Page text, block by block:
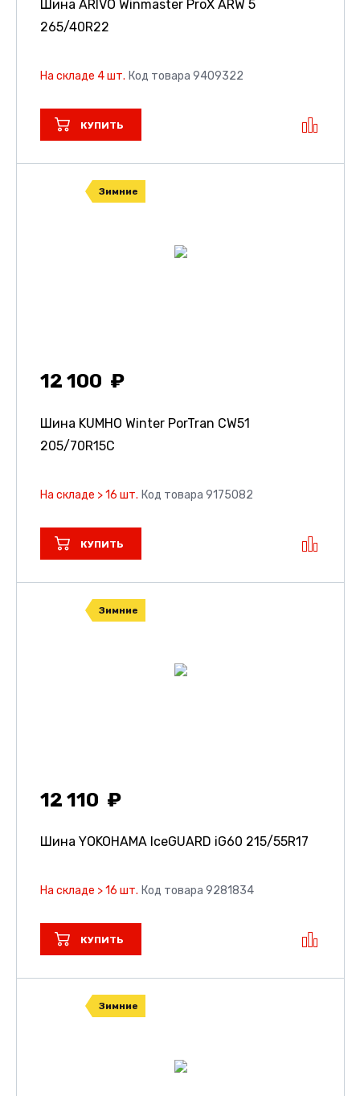
Шина ARIVO Winmaster ProX ARW 5
265/40R22
На складе 4 шт. Код товара 9409322
КУПИТЬ
Зимние
12 100
Шина KUMHO Winter PorTran CW51
205/70R15C
На складе > 16 шт. Код товара 9175082
КУПИТЬ
Зимние
12 110
Шина YOKOHAMA IceGUARD iG60 215/55R17
На складе > 16 шт. Код товара 9281834
КУПИТЬ
Зимние